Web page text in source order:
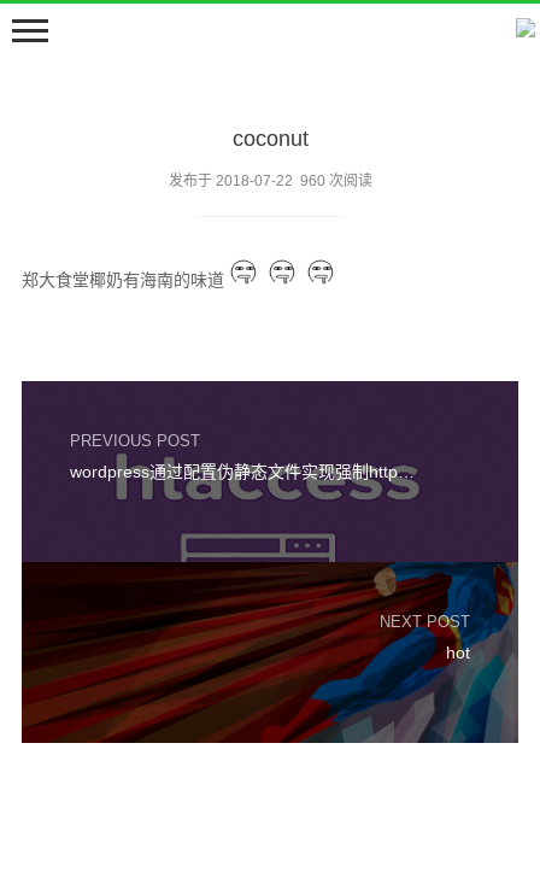
coconut
发布于 2018-07-22 960 次阅读
郑大食堂椰奶有海南的味道
PREVIOUS POST
wordpress通过配置伪静态文件实现强制https跳转
NEXT POST
hot
首页
关于
豆包